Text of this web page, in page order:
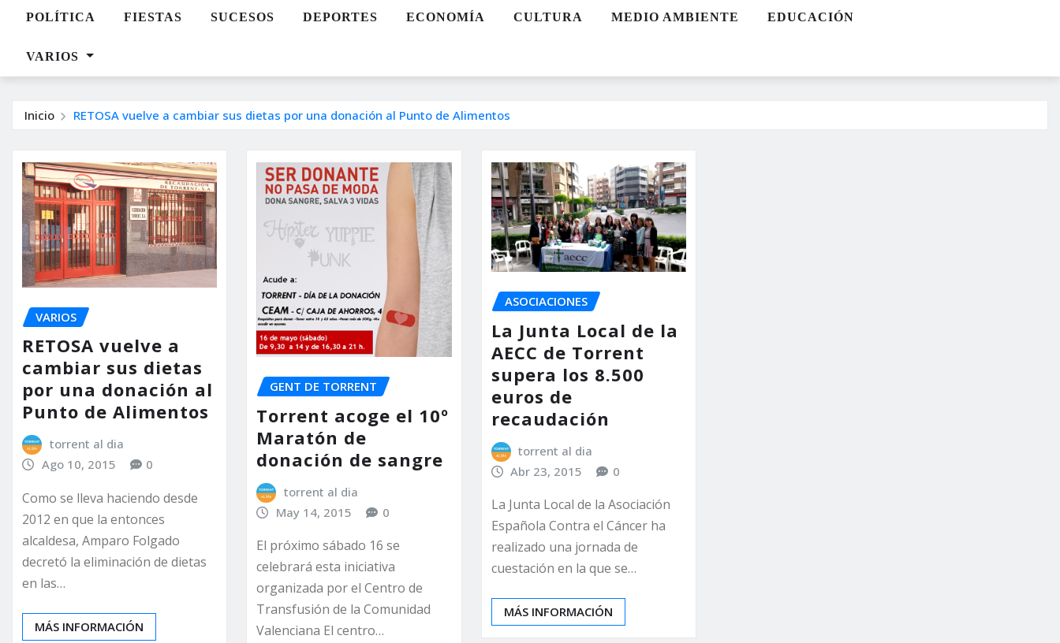
POLÍTICA FIESTAS SUCESOS DEPORTES ECONOMÍA CULTURA MEDIO AMBIENTE EDUCACIÓN
VARIOS
Inicio RETOSA vuelve a cambiar sus dietas por una donación al Punto de Alimentos
VARIOS
RETOSA vuelve a
cambiar sus dietas
por una donación al
Punto de Alimentos
torrent al dia
Ago 10, 2015
0
Como se lleva haciendo desde
2012 en que la entonces
alcaldesa, Amparo Folgado
decretó la eliminación de dietas
en las…
MÁS INFORMACIÓN
GENT DE TORRENT
Torrent acoge el 10º
Maratón de
donación de sangre
torrent al dia
May 14, 2015
0
El próximo sábado 16 se
celebrará esta iniciativa
organizada por el Centro de
Transfusión de la Comunidad
Valenciana El centro…
ASOCIACIONES
La Junta Local de la
AECC de Torrent
supera los 8.500
euros de
recaudación
torrent al dia
Abr 23, 2015
0
La Junta Local de la Asociación
Española Contra el Cáncer ha
realizado una jornada de
cuestación en la que se…
MÁS INFORMACIÓN